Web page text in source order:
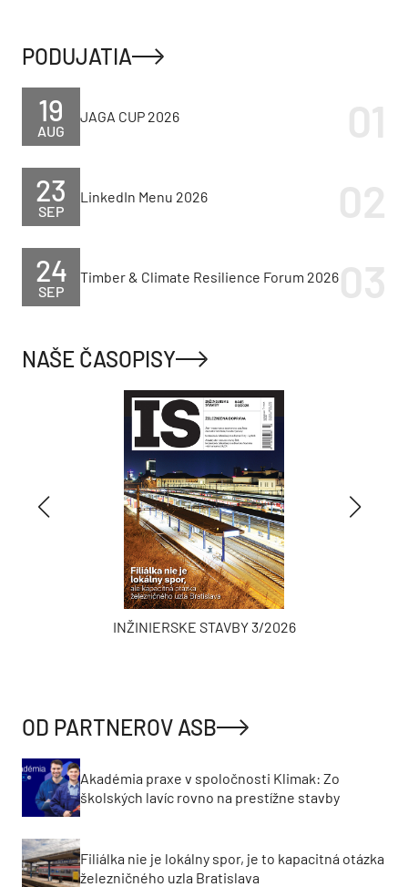
PODUJATIA
AUG
19 JAGA CUP 2026
SEP
23 LinkedIn Menu 2026
SEP
24 Timber & Climate Resilience Forum 2026
NAŠE ČASOPISY
INŽINIERSKE STAVBY 3/2026
OD PARTNEROV ASB
Akadémia praxe v spoločnosti Klimak: Zo
školských lavíc rovno na prestížne stavby
Filiálka nie je lokálny spor, je to kapacitná otázka
železničného uzla Bratislava